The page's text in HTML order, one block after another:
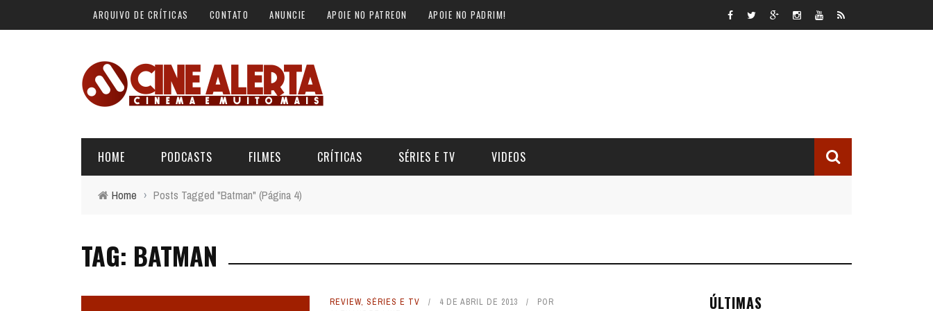
ARQUIVO DE CRÍTICAS CONTATO ANUNCIE APOIE NO PATREON APOIE NO PADRIM!
HOME PODCASTS
ALERTA DE SPOILER
FILMES CRÍTICAS SÉRIES E TV VIDEOS
CINERAMA
Home › Posts Tagged "Batman" (Página 4)
TAG: BATMAN
REVIEW, SÉRIES E TV 4 DE ABRIL DE 2013
POR
ÚLTIMAS